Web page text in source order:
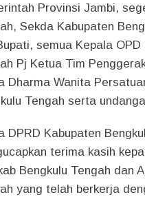
Provinsi Jambi,
Sekda Kabupaten
semua Kepala
Pj Ketua Tim
Dharma Wanita
Tengah serta
DPRD Kabupaten
terima kasih
Bengkulu Tengah dan
yang telah berkerja